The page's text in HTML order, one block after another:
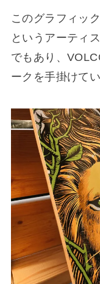
このグラフィッ
というアーティ
でもあり、
ークを手掛けてい